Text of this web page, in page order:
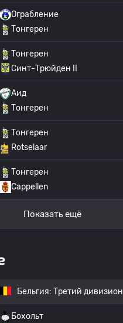
Ограбление
Тонгерен
Тонгерен
Синт-Трюйден II
Аид
Тонгерен
Тонгерен
Rotselaar
Тонгерен
Cappellen
Показать ещё
Бельгия: Третий дивизион
Бохольт